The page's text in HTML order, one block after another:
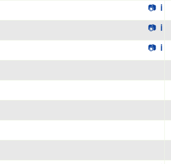
📷 ℹ
📷 ℹ
📷 ℹ